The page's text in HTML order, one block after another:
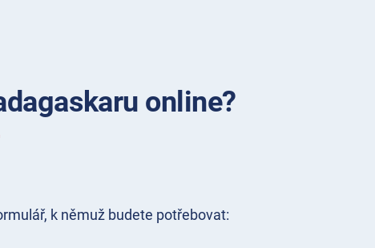
online?
k němuž budete potřebovat: